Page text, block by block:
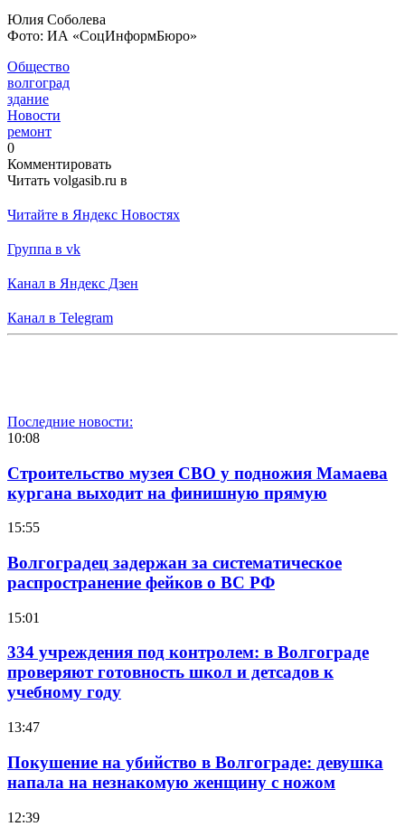
Юлия Соболева
Фото: ИА «СоцИнформБюро»
Общество
волгоград
здание
Новости
ремонт
0
Комментировать
Читать volgasib.ru в
Читайте в Яндекс Новостях
Группа в vk
Канал в Яндекс Дзен
Канал в Telegram
Последние новости:
10:08
Строительство музея СВО у подножия Мамаева
кургана выходит на финишную прямую
15:55
Волгоградец задержан за систематическое
распространение фейков о ВС РФ
15:01
334 учреждения под контролем: в Волгограде
проверяют готовность школ и детсадов к
учебному году
13:47
Покушение на убийство в Волгограде: девушка
напала на незнакомую женщину с ножом
12:39